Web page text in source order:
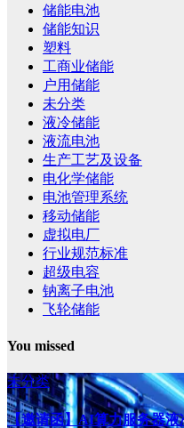
储能电池
储能知识
塑料
工商业储能
户用储能
未分类
液冷储能
液流电池
生产工艺及设备
电化学储能
电池管理系统
移动储能
虚拟电厂
行业规范标准
超级电容
钠离子电池
飞轮储能
You missed
未分类
【邀请函】AI算力服务器液